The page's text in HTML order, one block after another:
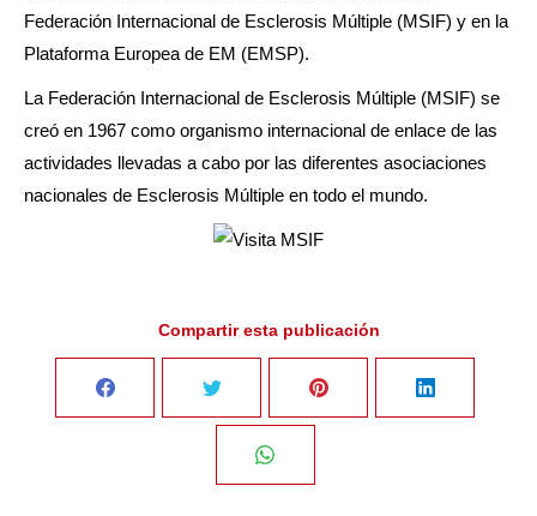
Federación Internacional de Esclerosis Múltiple (MSIF) y en la
Plataforma Europea de EM (EMSP).
La Federación Internacional de Esclerosis Múltiple (MSIF) se
creó en 1967 como organismo internacional de enlace de las
actividades llevadas a cabo por las diferentes asociaciones
nacionales de Esclerosis Múltiple en todo el mundo.
Compartir esta publicación
Share Share Share